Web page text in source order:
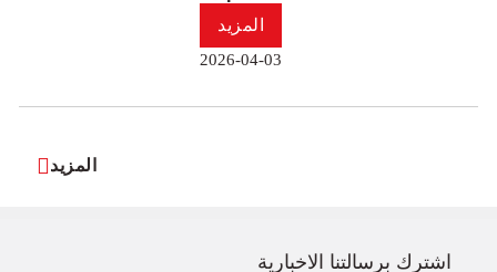
المزيد
2026-04-03
المزيد
اشترك برسالتنا الاخبارية